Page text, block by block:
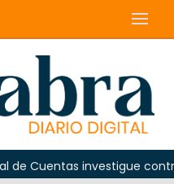
Cuentas investigue